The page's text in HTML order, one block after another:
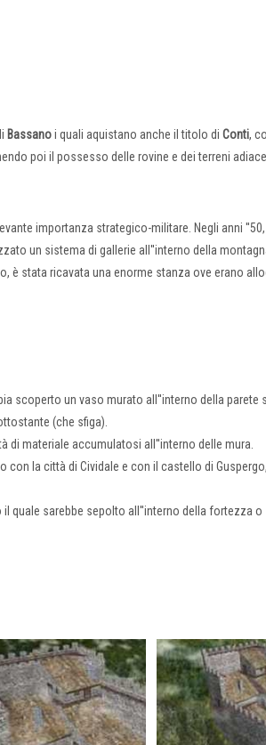
Bassanoi quali aquistano anche il titolo di Conti,
poi il possesso delle rovine e dei terreni
importanza strategico-militare. Negli anni ''50,
un sistema di gallerie all''interno della
è stata ricavata una enorme stanza ove erano
scoperto un vaso murato all''interno della parete
(che sfiga).
di materiale accumulatosi all''interno delle mura.
la città di Cividale e con il castello di
quale sarebbe sepolto all''interno della fortezza o